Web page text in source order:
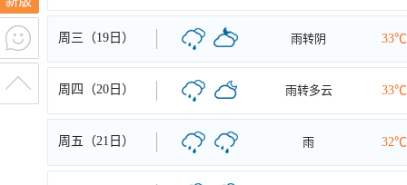
周三（19日） 雨转阴 33℃
周四（20日） 雨转多云 33℃
周五（21日） 雨 32℃